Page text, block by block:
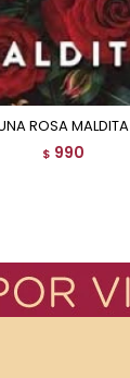
UNA ROSA MALDITA
$ 990